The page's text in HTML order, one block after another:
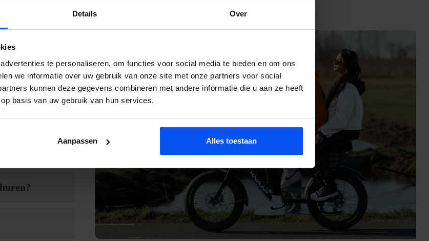
Details Over
te personaliseren, om functies voor social media te bieden en om ons
we informatie over uw gebruik van onze site met onze partners voor social
kunnen deze gegevens combineren met andere informatie die u aan ze heeft
basis van uw gebruik van hun services.
Aanpassen Alles toestaan
service of
je op. Wij